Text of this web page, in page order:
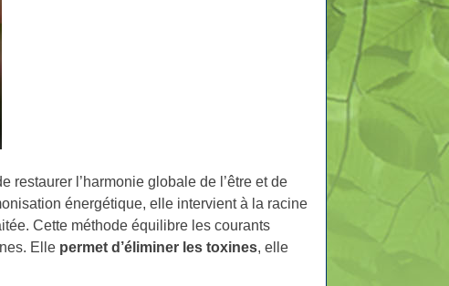
restaurer l’harmonie globale de l’être et de
énergétique, elle intervient à la racine
Cette méthode équilibre les courants
Elle permet d’éliminer les toxines, elle